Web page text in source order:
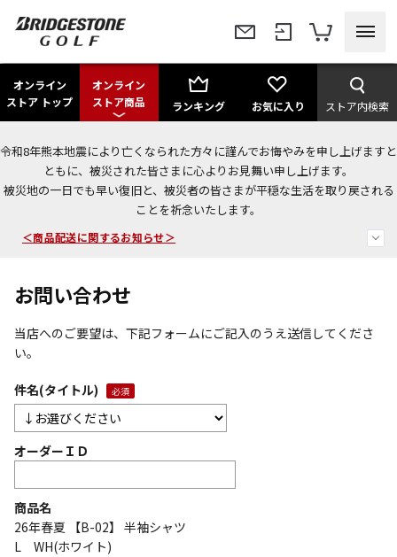
オンライン
ストア トップ
オンライン
ストア商品
ランキング お気に入り ストア内検索
令和8年熊本地震により亡くなられた方々に謹んでお悔やみを申し上げますと
ともに、被災された皆さまに心よりお見舞い申し上げます。
被災地の一日でも早い復旧と、被災者の皆さまが平穏な生活を取り戻される
ことを祈念いたします。
＜夏季休暇中のご注文・発送・お問い合わせ＞
今なら新規会員登録で1,000円OFFクーポンプレゼント！
＜商品配送に関するお知らせ＞
お問い合わせ
当店へのご要望は、下記フォームにご記入のうえ送信してくださ
い。
件名(タイトル)
オーダーＩＤ
商品名
26年春夏 【B-02】 半袖シャツ
L WH(ホワイト)